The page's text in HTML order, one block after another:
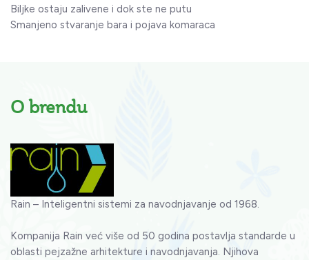
Biljke ostaju zalivene i dok ste ne putu
Smanjeno stvaranje bara i pojava komaraca
O brendu
Rain – Inteligentni sistemi za navodnjavanje od 1968.
Kompanija Rain već više od 50 godina postavlja standarde u
oblasti pejzažne arhitekture i navodnjavanja. Njihova